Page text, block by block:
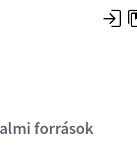
források